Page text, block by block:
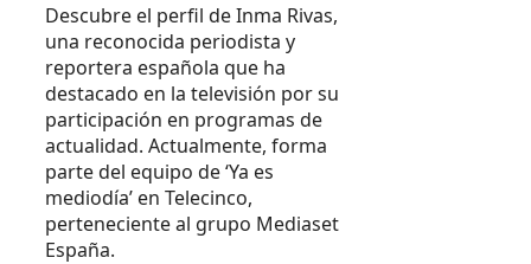
Descubre el perfil de Inma Rivas,
una reconocida periodista y
reportera española que ha
destacado en la televisión por su
participación en programas de
actualidad. Actualmente, forma
parte del equipo de ‘Ya es
mediodía’ en Telecinco,
perteneciente al grupo Mediaset
España.